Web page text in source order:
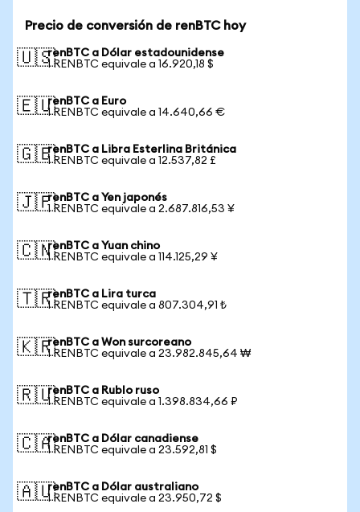
Precio de conversión de renBTC hoy
🇺🇸renBTC a Dólar estadounidense
1 RENBTC equivale a 16.920,18 $
🇪🇺renBTC a Euro
1 RENBTC equivale a 14.640,66 €
🇬🇧renBTC a Libra Esterlina Británica
1 RENBTC equivale a 12.537,82 £
🇯🇵renBTC a Yen japonés
1 RENBTC equivale a 2.687.816,53 ¥
🇨🇳renBTC a Yuan chino
1 RENBTC equivale a 114.125,29 ¥
🇹🇷renBTC a Lira turca
1 RENBTC equivale a 807.304,91 ₺
🇰🇷renBTC a Won surcoreano
1 RENBTC equivale a 23.982.845,64 ₩
🇷🇺renBTC a Rublo ruso
1 RENBTC equivale a 1.398.834,66 ₽
🇨🇦renBTC a Dólar canadiense
1 RENBTC equivale a 23.592,81 $
🇦🇺renBTC a Dólar australiano
1 RENBTC equivale a 23.950,72 $